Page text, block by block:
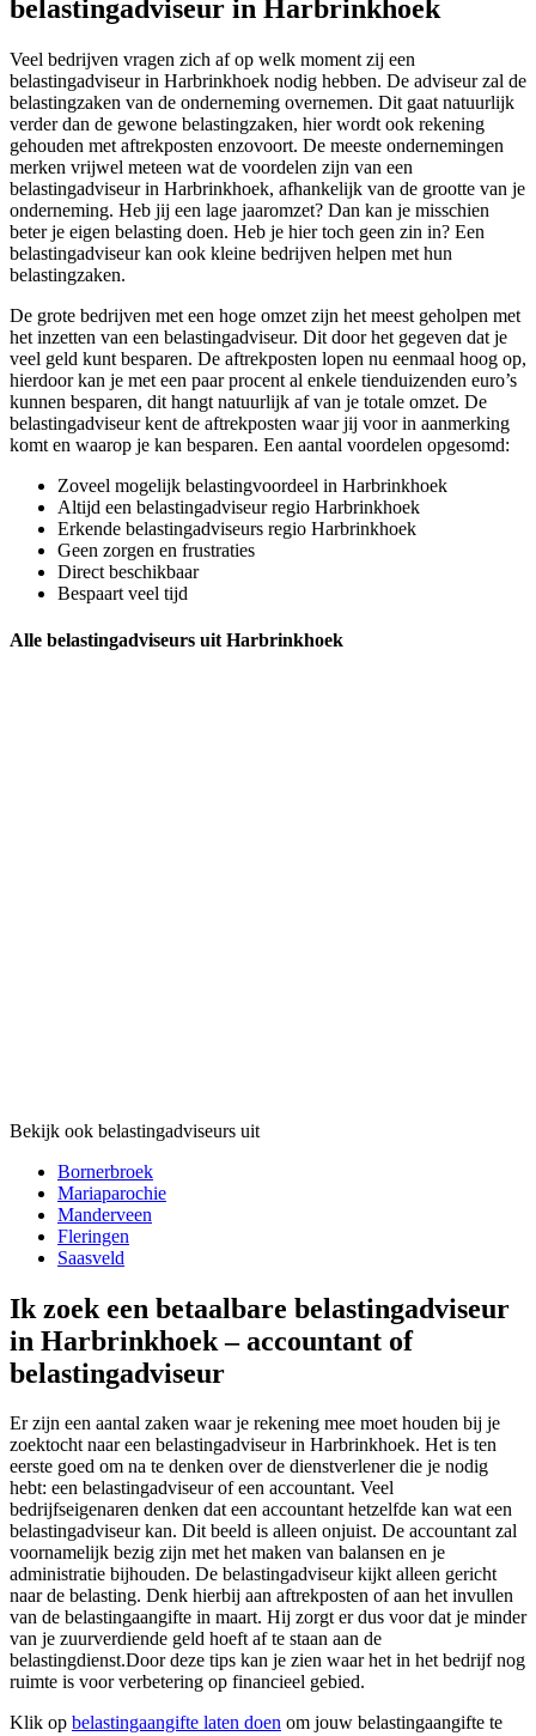
belastingadviseur in Harbrinkhoek
Veel bedrijven vragen zich af op welk moment zij een
belastingadviseur in Harbrinkhoek nodig hebben. De adviseur zal de
belastingzaken van de onderneming overnemen. Dit gaat natuurlijk
verder dan de gewone belastingzaken, hier wordt ook rekening
gehouden met aftrekposten enzovoort. De meeste ondernemingen
merken vrijwel meteen wat de voordelen zijn van een
belastingadviseur in Harbrinkhoek, afhankelijk van de grootte van je
onderneming. Heb jij een lage jaaromzet? Dan kan je misschien
beter je eigen belasting doen. Heb je hier toch geen zin in? Een
belastingadviseur kan ook kleine bedrijven helpen met hun
belastingzaken.
De grote bedrijven met een hoge omzet zijn het meest geholpen met
het inzetten van een belastingadviseur. Dit door het gegeven dat je
veel geld kunt besparen. De aftrekposten lopen nu eenmaal hoog op,
hierdoor kan je met een paar procent al enkele tienduizenden euro’s
kunnen besparen, dit hangt natuurlijk af van je totale omzet. De
belastingadviseur kent de aftrekposten waar jij voor in aanmerking
komt en waarop je kan besparen. Een aantal voordelen opgesomd:
Zoveel mogelijk belastingvoordeel in Harbrinkhoek
Altijd een belastingadviseur regio Harbrinkhoek
Erkende belastingadviseurs regio Harbrinkhoek
Geen zorgen en frustraties
Direct beschikbaar
Bespaart veel tijd
Alle belastingadviseurs uit Harbrinkhoek
Bekijk ook belastingadviseurs uit
Bornerbroek
Mariaparochie
Manderveen
Fleringen
Saasveld
Ik zoek een betaalbare belastingadviseur
in Harbrinkhoek – accountant of
belastingadviseur
Er zijn een aantal zaken waar je rekening mee moet houden bij je
zoektocht naar een belastingadviseur in Harbrinkhoek. Het is ten
eerste goed om na te denken over de dienstverlener die je nodig
hebt: een belastingadviseur of een accountant. Veel
bedrijfseigenaren denken dat een accountant hetzelfde kan wat een
belastingadviseur kan. Dit beeld is alleen onjuist. De accountant zal
voornamelijk bezig zijn met het maken van balansen en je
administratie bijhouden. De belastingadviseur kijkt alleen gericht
naar de belasting. Denk hierbij aan aftrekposten of aan het invullen
van de belastingaangifte in maart. Hij zorgt er dus voor dat je minder
van je zuurverdiende geld hoeft af te staan aan de
belastingdienst.Door deze tips kan je zien waar het in het bedrijf nog
ruimte is voor verbetering op financieel gebied.
Klik op belastingaangifte laten doen om jouw belastingaangifte te